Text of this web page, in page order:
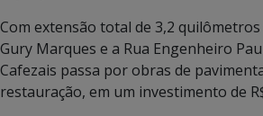
Com extensão total de 3,2
Gury Marques e a Rua Engenheiro
Cafezais passa por obras de
restauração, em um investimento de